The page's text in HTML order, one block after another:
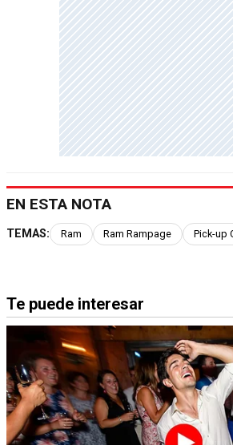
EN ESTA NOTA
TEMAS: Ram Ram Rampage Pick-up